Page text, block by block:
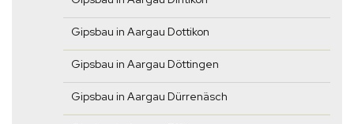
Gipsbau in Aargau Dottikon
Gipsbau in Aargau Döttingen
Gipsbau in Aargau Dürrenäsch